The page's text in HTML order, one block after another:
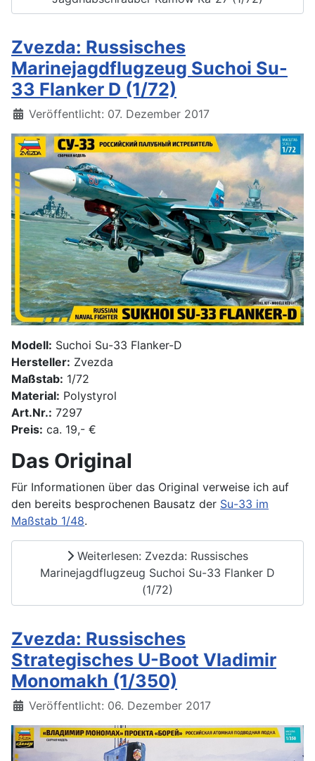
Zvezda: Russisches
Marinejagdflugzeug Suchoi Su-
33 Flanker D (1/72)
Details
Veröffentlicht: 07. Dezember 2017
Modell: Suchoi Su-33 Flanker-D
Hersteller: Zvezda
Maßstab: 1/72
Material: Polystyrol
Art.Nr.: 7297
Preis: ca. 19,- €
Das Original
Für Informationen über das Original verweise ich auf
den bereits besprochenen Bausatz der Su-33 im
Maßstab 1/48.
Weiterlesen: Zvezda: Russisches
Marinejagdflugzeug Suchoi Su-33 Flanker D
(1/72)
Zvezda: Russisches
Strategisches U-Boot Vladimir
Monomakh (1/350)
Details
Veröffentlicht: 06. Dezember 2017